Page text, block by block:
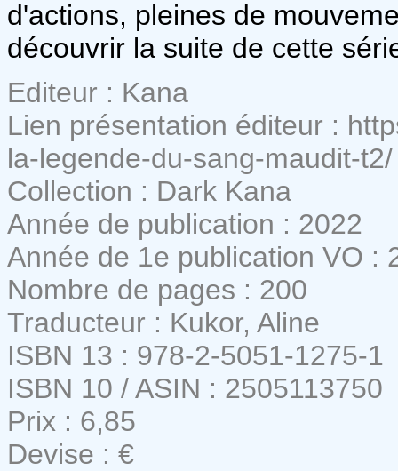
d'actions, pleines de
découvrir la suite de cette
Editeur : Kana
Lien présentation éditeur :
la-legende-du-sang-maudit-t2/
Collection : Dark Kana
Année de publication : 2022
Année de 1e publication VO :
Nombre de pages : 200
Traducteur : Kukor, Aline
ISBN 13 : 978-2-5051-1275-1
ISBN 10 / ASIN : 2505113750
Prix : 6,85
Devise : €